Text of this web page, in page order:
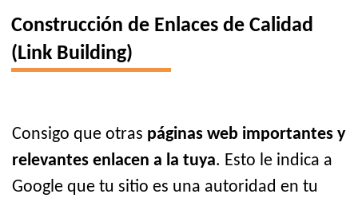
Construcción de Enlaces de Calidad
(Link Building)
Consigo que otras páginas web importantes y
relevantes enlacen a la tuya. Esto le indica a
Google que tu sitio es una autoridad en tu